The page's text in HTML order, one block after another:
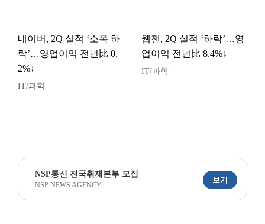
네이버, 2Q 실적 ‘소폭 하
락’…영업이익 전년比 0.
2%↓
IT/과학
웹젠, 2Q 실적 ‘하락’…영
업이익 전년比 8.4%↓
IT/과학
NSP통신 전국취재본부 모집
NSP NEWS AGENCY
보기